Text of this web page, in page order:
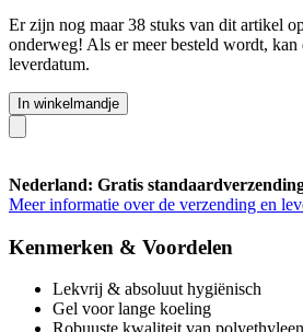
Er zijn nog maar 38 stuks van dit artikel
onderweg! Als er meer besteld wordt,
leverdatum.
In winkelmandje
Nederland: Gratis
Meer informatie over de verzending en
Kenmerken & Voordelen
Lekvrij & absoluut hygiënisch
Gel voor lange koeling